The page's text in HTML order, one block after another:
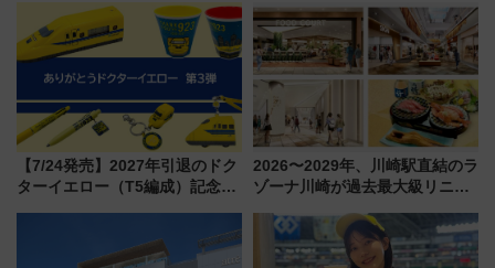
わせで大変身！ 数量限定で6/14
から発売
ろも一挙紹介
【7/24発売】2027年引退のドク
ターイエロー（T5編成）記念グ
送の目覚まし時計など通販・販
2026〜2029年、川崎駅直結のラ
ゾーナ川崎が過去最大級リニュ
「いつから何が変わるか」徹底
解説！